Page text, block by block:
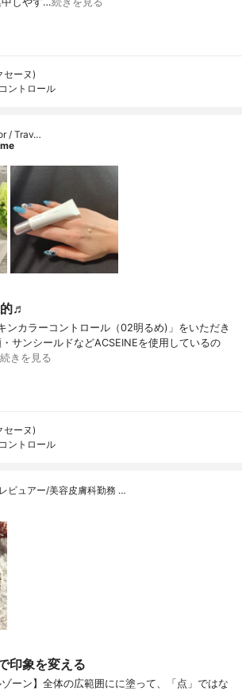
セーヌ)
ントロール
/ Trav…
♬
ンカラーコントロール（02明るめ)」をいただき
サンシールドなどACSEINEを使用しているの
続きを見る
セーヌ)
ントロール
ビュアー/美容皮膚科勤務 …
印象を変える
ーン】全体の広範囲にに塗って、「点」ではな